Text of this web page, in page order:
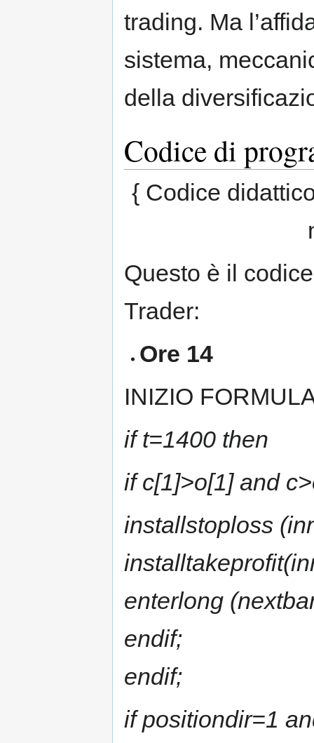
trading. Ma
sistema,
della
Codice di
{ Codice
Questo è il
Trader:
Ore 14
INIZIO
if t=1400 then
if c[1]>o[1] and
installstoploss
enterlong
endif;
endif;
if positiondir=1